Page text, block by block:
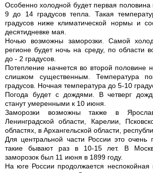
Особенно холодной будет первая половина
9 до 14 градусов тепла. Такая
градусов ниже климатической нормы и
десятидневке мая.
Ночью возможны заморозки. Самой
регионе будет ночь на среду, по области
до - 2 градусов.
Потепление начнется во второй половине
слишком существенным. Температура
градусов. Ночная температура до 5-10
Погода будет с дождями. В четверг
станут умеренными к 10 июня.
Заморозки возможны также в
Ленинградской области, Карелии,
областях, в Архангельской области,
Для центральной части России это очень
такие бывают раз в 10-15 лет. В
заморозок был 11 июня в 1899 году.
На юге России продолжается неспокойная